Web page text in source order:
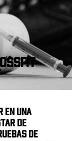
en una
de
de